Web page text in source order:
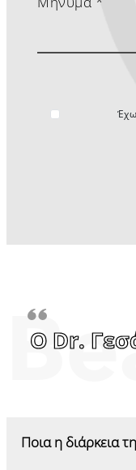
Ο Dr.
Ποια η διάρκεια